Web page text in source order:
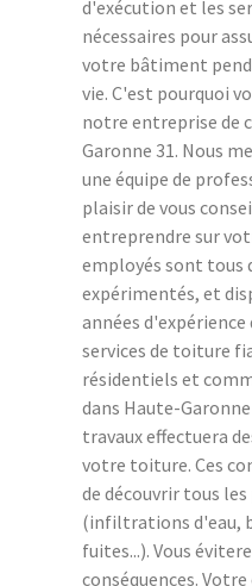
d'exécution et les
nécessaires pour
votre bâtiment
vie. C'est pourquoi
notre entreprise de
Garonne 31. Nous
une équipe de
plaisir de vous
entreprendre sur
employés sont tous
expérimentés, et
années
services de toiture
résidentiels et
dans Haute-
travaux effectuera
votre toiture. Ces
de découvrir tous
(infiltrations d'eau,
fuites...). Vous
conséquences.